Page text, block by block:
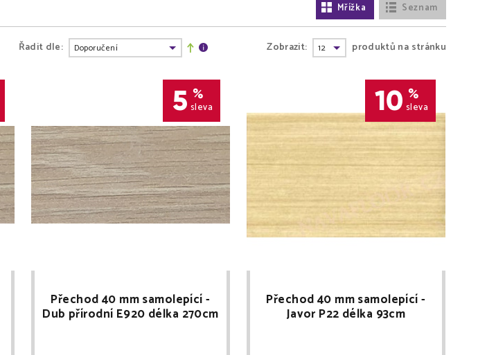
Mřížka Seznam
Řadit dle: Zobrazit: produktů na stránku
5 %
sleva
Přechod 40 mm samolepící -
Dub přírodní E920 délka 270cm
10 %
sleva
Přechod 40 mm samolepící -
Javor P22 délka 93cm